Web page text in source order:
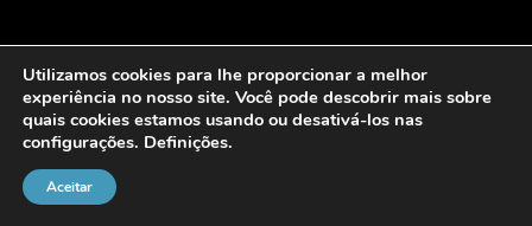
2026 - Personalcob - CNPJ: 12.837.042/0001-60- Todos direitos
Utilizamos cookies para lhe proporcionar a melhor
experiência no nosso site. Você pode descobrir mais sobre
quais cookies estamos usando ou desativá-los nas
configurações. Definições.
Aceitar